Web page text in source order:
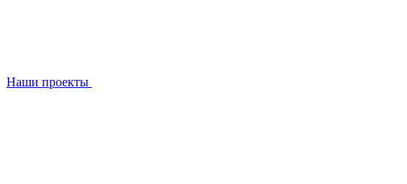
Наши проекты